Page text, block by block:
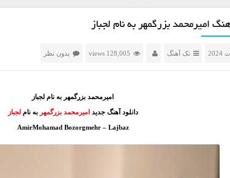
امیرمحمد بزرگمهر به نام لجباز
تک آهنگ 128,005 views بدون نظر
امیرمحمد بزرگمهر به نام لجباز
دانلود آهنگ جدید امیرمحمد بزرگمهر به ناملجباز
AmirMohamad Bozorgmehr – Lajbaz